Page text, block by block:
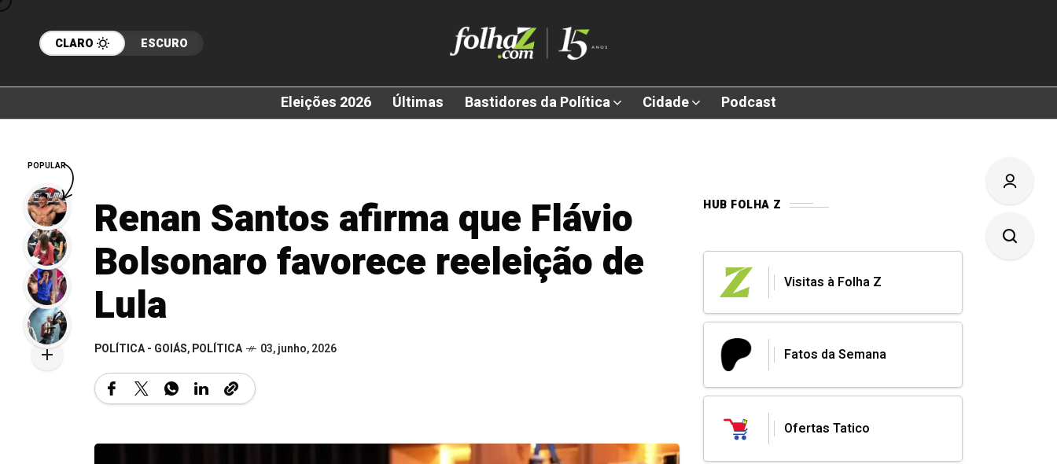
CLARO ESCURO
Eleições 2026 Últimas Bastidores da Política Cidade Podcast
Renan Santos afirma que Flávio
Bolsonaro favorece reeleição de
Lula
POLÍTICA - GOIÁS,POLÍTICA 03, junho, 2026
HUB FOLHA Z
Visitas à Folha Z
Fatos da Semana
Ofertas Tatico
POPULAR